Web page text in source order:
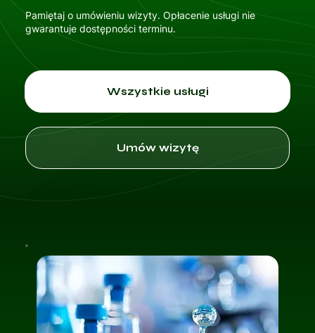
Pamiętaj o umówieniu wizyty. Opłacenie usługi nie
gwarantuje dostępności terminu.
Wszystkie usługi
Umów wizytę